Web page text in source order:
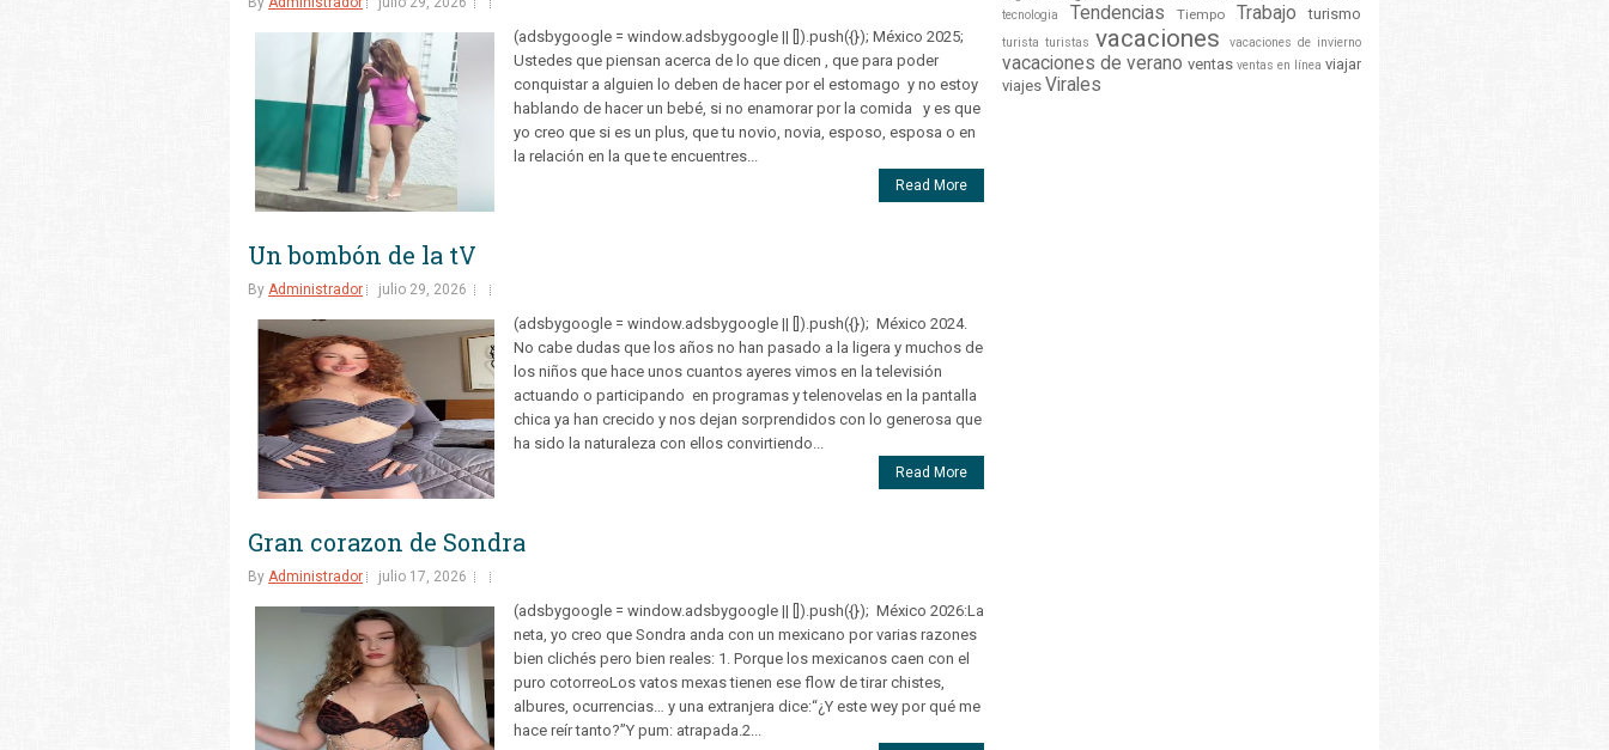
(adsbygoogle = window.adsbygoogle || []).push({}); México 2025;
Ustedes que piensan acerca de lo que dicen , que para poder
conquistar a alguien lo deben de hacer por el estomago y no estoy
hablando de hacer un bebé, si no enamorar por la comida y es que
yo creo que si es un plus, que tu novio, novia, esposo, esposa o en
la relación en la que te encuentres...
Read More
Un bombón de la tV
By Administrador julio 29, 2026
(adsbygoogle = window.adsbygoogle || []).push({}); México 2024.
No cabe dudas que los años no han pasado a la ligera y muchos de
los niños que hace unos cuantos ayeres vimos en la televisión
actuando o participando en programas y telenovelas en la pantalla
chica ya han crecido y nos dejan sorprendidos con lo generosa que
ha sido la naturaleza con ellos convirtiendo...
Read More
Gran corazon de Sondra
By Administrador julio 17, 2026
(adsbygoogle = window.adsbygoogle || []).push({}); México 2026:La
neta, yo creo que Sondra anda con un mexicano por varias razones
bien clichés pero bien reales: 1. Porque los mexicanos caen con el
puro cotorreoLos vatos mexas tienen ese flow de tirar chistes,
albures, ocurrencias… y una extranjera dice:“¿Y este wey por qué me
hace reír tanto?”Y pum: atrapada.2...
tecnologia
Tendencias Tiempo Trabajo turismo
turista turistas vacaciones vacaciones de invierno
vacaciones de verano ventas ventas en línea viajar
viajes Virales